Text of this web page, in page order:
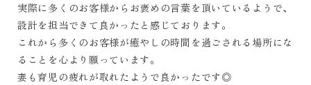
実際に多くのお客様からお褒めの言葉を頂いているようで、
設計を担当できて良かったと感じております。
これから多くのお客様が癒やしの時間を過ごされる場所にな
ることを心より願っています。
妻も育児の疲れが取れたようで良かったです◎